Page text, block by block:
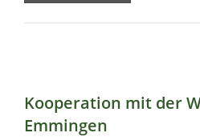
Kooperation mit der
Emmingen